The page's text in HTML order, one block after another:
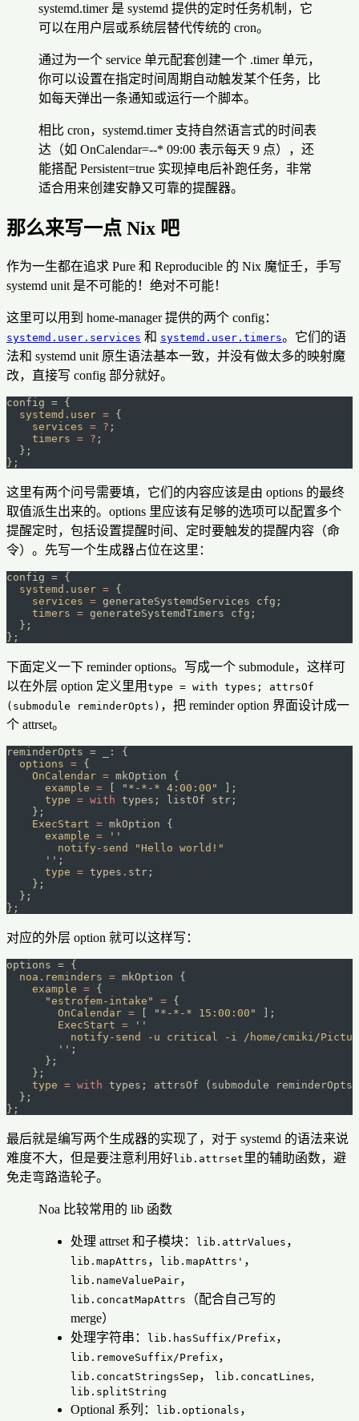
systemd.timer 是 systemd 提供的定时任务机制，它
可以在用户层或系统层替代传统的 cron。
通过为一个 service 单元配套创建一个 .timer 单元，
你可以设置在指定时间周期自动触发某个任务，比
如每天弹出一条通知或运行一个脚本。
相比 cron，systemd.timer 支持自然语言式的时间表
达（如 OnCalendar=--* 09:00 表示每天 9 点），还
能搭配 Persistent=true 实现掉电后补跑任务，非常
适合用来创建安静又可靠的提醒器。
那么来写一点 Nix 吧
作为一生都在追求 Pure 和 Reproducible 的 Nix 魔怔壬，手写
systemd unit 是不可能的！绝对不可能！
这里可以用到 home-manager 提供的两个 config：
systemd.user.services 和 systemd.user.timers。它们的语
法和 systemd unit 原生语法基本一致，并没有做太多的映射魔
改，直接写 config 部分就好。
config = {
  systemd
. user = {
    services
= ? ;
    timers
= ? ;
  };
};
这里有两个问号需要填，它们的内容应该是由 options 的最终
取值派生出来的。options 里应该有足够的选项可以配置多个
提醒定时，包括设置提醒时间、定时要触发的提醒内容（命
令）。先写一个生成器占位在这里：
config = {
  systemd
. user = {
    services
= generateSystemdServices cfg;
    timers
= generateSystemdTimers cfg;
  };
};
下面定义一下 reminder options。写成一个 submodule，这样可
以在外层 option 定义里用 type = with types; attrsOf
(submodule reminderOpts) ，把 reminder option 界面设计成一
个 attrset。
reminderOpts = _: {
  options
= {
    OnCalendar
= mkOption {
      example
= " *-*-* 4:00:00 "
];
      type
= with types; listOf str;
    };
    ExecStart
= mkOption {
      example
= ''
        notify-send "Hello world!"
      ''
;
      type
= types . str;
    };
  };
};
对应的外层 option 就可以这样写：
options = {
  noa
. reminders = mkOption {
    example
= {
      "
estrofem-intake " = {
        OnCalendar
= " *-*-* 15:00:00 "
];
        ExecStart
= ''
notify-send -u critical -i /home/cmiki/
        ''
;
      };
    };
    type
= with types; attrsOf (submodule
  };
};
最后就是编写两个生成器的实现了，对于 systemd 的语法来说
难度不大，但是要注意利用好lib.attrset 里的辅助函数，避
免走弯路造轮子。
Noa 比较常用的 lib 函数
处理 attrset 和子模块： lib.attrValues ，
lib.mapAttrs ， lib.mapAttrs' ，
lib.nameValuePair，
lib.concatMapAttrs
（配合自己写的
merge）
处理字符串：
lib.hasSuffix/Prefix ，
lib.removeSuffix/Prefix ，
lib.concatStringsSep ， lib.concatLines,
lib.splitString
Optional 系列： lib.optionals ，